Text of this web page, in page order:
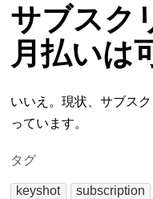
サブスク
月払いは
いいえ。現状、サブス
っています。
タグ
keyshot subscription